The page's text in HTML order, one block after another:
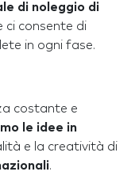
di noleggio di
ci consente di
in ogni fase.
costante e
le idee in
e la creatività di
.